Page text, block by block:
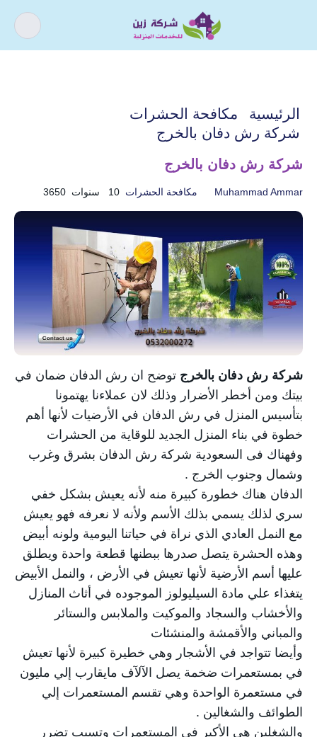
الرئيسية
مكافحة الحشرات
شركة رش دفان بالخرج
شركة رش دفان بالخرج
Muhammad Ammar مكافحة الحشرات 10 سنوات 3650
شركة رش دفان بالخرج توضح ان رش الدفان ضمان في
بيتك ومن أخطر الأضرار وذلك لان عملاءنا يهتمونا
بتأسيس المنزل في رش الدفان في الأرضيات لأنها أهم
خطوة في بناء المنزل الجديد للوقاية من الحشرات
وفهناك فى السعودية شركة رش الدفان بشرق وغرب
وشمال وجنوب الخرج .
الدفان هناك خطورة كبيرة منه لأنه يعيش بشكل خفي
سري لذلك يسمي بذلك الأسم ولأنه لا نعرفه فهو يعيش
مع النمل العادي الذي نراة في حياتنا اليومية ولونه أبيض
وهذه الحشرة يتصل صدرها ببطنها قطعة واحدة ويطلق
عليها أسم الأرضية لأنها تعيش في الأرض ، والنمل الأبيض
يتغذاء علي مادة السيليولوز الموجوده في أثاث المنازل
والأخشاب والسجاد والموكيت والملابس والستائر
والمباني والأقمشة والمنشئات
وأيضا تتواجد في الأشجار وهي خطيرة كبيرة لأنها تعيش
في بمستعمرات ضخمة يصل الآلآف مايقارب إلي مليون
في مستعمرة الواحدة وهي تقسم المستعمرات إلي
الطوائف والشغالين .
والشغلين هي الأكبر في المستعمرات وتسبب تضرر
كيف يمكننى مساعدتك ؟
اذا كنت تبحث عن افضل شركة خدمات
منزلية و عروض شركات التنظيف فقد وصلت
الى المكان الصحيح.
أسباب و حل ارتفاع فواتير
خدمات الأثاث خدمات التنظيف
خدمات الصيانة خدمات العزل
خدمة شحن السيارات كشف تسربات المياه
مكافحة الحشرات